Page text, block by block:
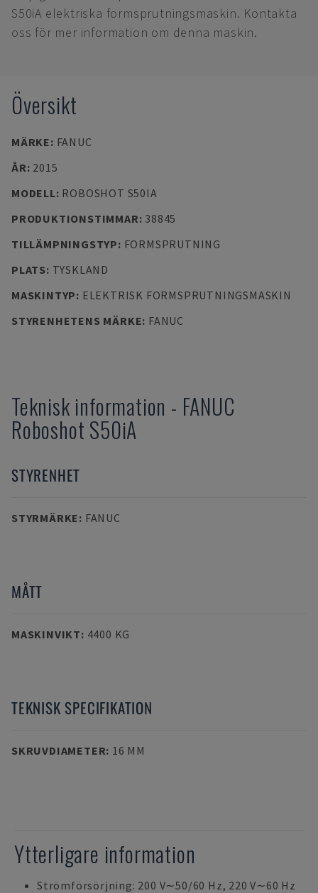
S50iA elektriska formsprutningsmaskin. Kontakta
oss för mer information om denna maskin.
Översikt
MÄRKE: FANUC
ÅR: 2015
MODELL: ROBOSHOT S50IA
PRODUKTIONSTIMMAR: 38845
TILLÄMPNINGSTYP: FORMSPRUTNING
PLATS: TYSKLAND
MASKINTYP: ELEKTRISK FORMSPRUTNINGSMASKIN
STYRENHETENS MÄRKE: FANUC
Teknisk information - FANUC
Roboshot S50iA
STYRENHET
STYRMÄRKE: FANUC
MÅTT
MASKINVIKT: 4400 KG
TEKNISK SPECIFIKATION
SKRUVDIAMETER: 16 MM
Ytterligare information
Strömförsörjning: 200 V∼50/60 Hz, 220 V∼60 Hz